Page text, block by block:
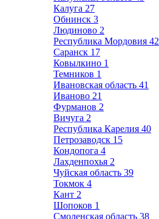
Калуга 27
Обнинск 3
Людиново 2
Республика Мордовия 42
Саранск 17
Ковылкино 1
Темников 1
Ивановская область 41
Иваново 21
Фурманов 2
Вичуга 2
Республика Карелия 40
Петрозаводск 15
Кондопога 4
Лахденпохья 2
Чуйская область 39
Токмок 4
Кант 2
Шопоков 1
Смоленская область 38